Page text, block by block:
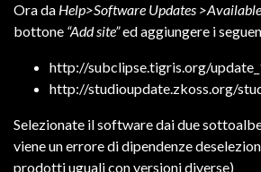
Ora da Help>Software Updates
bottone “Add site”ed aggiungere i
http://subclipse.tigris.org/
http://studioupdate.zkoss.org/
Selezionate il software dai due
viene un errore di dipendenze
prodotti uguali con versioni diverse)